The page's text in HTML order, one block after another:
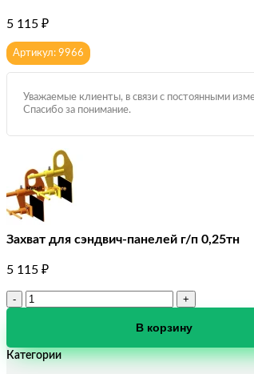
5 115 ₽
Артикул: 9966
Уважаемые клиенты, в связи с постоянными
Спасибо за понимание.
Захват для сэндвич-панелей г/п 0,25тн
5 115 ₽
Количество
сэндвич-
В корзину
Категории